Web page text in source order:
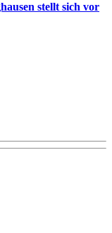
stellt sich vor